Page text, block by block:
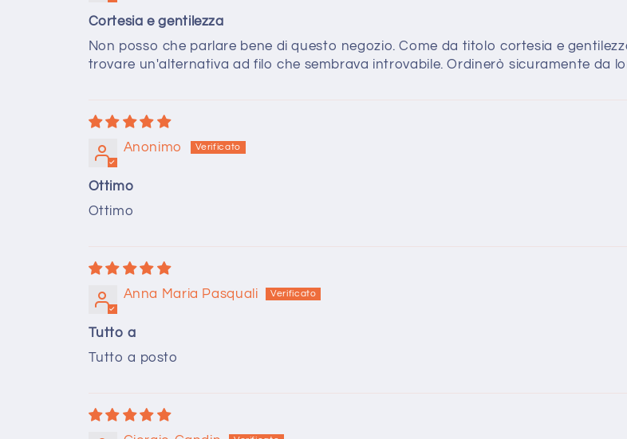
Cortesia e gentilezza
Non posso che parlare bene di questo negozio. Come da titolo cortesia e
trovare un'alternativa ad filo che sembrava introvabile. Ordinerò sicuramente da
Anonimo
Ottimo
Ottimo
Anna Maria Pasquali
Tutto a
Tutto a posto